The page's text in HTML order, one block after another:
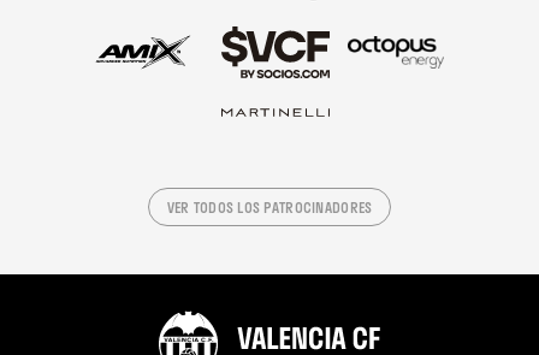
VER TODOS LOS PATROCINADORES